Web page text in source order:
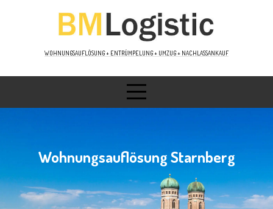
WOHNUNGSAUFLÖSUNG + ENTRÜMPELUNG + UMZUG + NACHLASSANKAUF
Wohnungsauflösung Starnberg